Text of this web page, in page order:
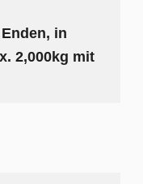
in
2,000kg mit